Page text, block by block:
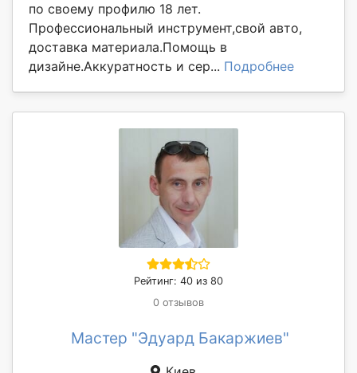
по своему профилю 18 лет.
Профессиональный инструмент,свой авто,
доставка материала.Помощь в
дизайне.Аккуратность и сер... Подробнее
Рейтинг: 40 из 80
0 отзывов
Мастер "Эдуард Бакаржиев"